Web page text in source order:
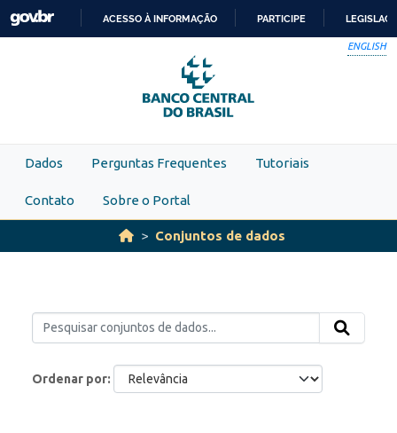
Skip to main content
PARA
O
CONTEÚDO
ACESSO À INFORMAÇÃO PARTICIPE
ENGLISH
Dados Perguntas Frequentes Tutoriais
Contato Sobre o Portal
Conjuntos de dados
Ordenar por